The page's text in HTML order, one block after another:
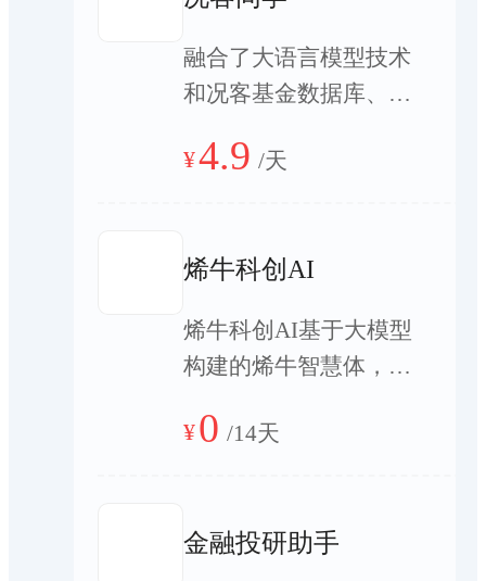
融合了大语言模型技术
和况客基金数据库、投
可以像专业投顾人员一
具、链接最新市场数
员提升服务能力的专业
AI Agent。
¥4.9 /天
烯牛科创AI
烯牛科创AI基于大模型
构建的烯牛智慧体，打
融问答助手，将大模型
结合，在科创金融细分
¥0 /14天
金融投研助手